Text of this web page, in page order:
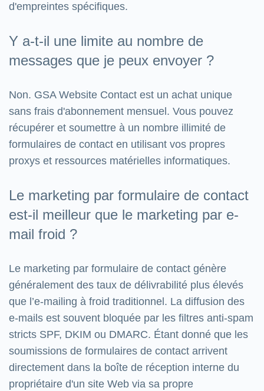
d'empreintes spécifiques.
Y a-t-il une limite au nombre de
messages que je peux envoyer ?
Non. GSA Website Contact est un achat unique
sans frais d'abonnement mensuel. Vous pouvez
récupérer et soumettre à un nombre illimité de
formulaires de contact en utilisant vos propres
proxys et ressources matérielles informatiques.
Le marketing par formulaire de contact
est-il meilleur que le marketing par e-
mail froid ?
Le marketing par formulaire de contact génère
généralement des taux de délivrabilité plus élevés
que l’e-mailing à froid traditionnel. La diffusion des
e-mails est souvent bloquée par les filtres anti-spam
stricts SPF, DKIM ou DMARC. Étant donné que les
soumissions de formulaires de contact arrivent
directement dans la boîte de réception interne du
propriétaire d'un site Web via sa propre